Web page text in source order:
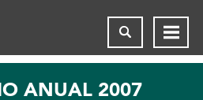
ANUAL 2007